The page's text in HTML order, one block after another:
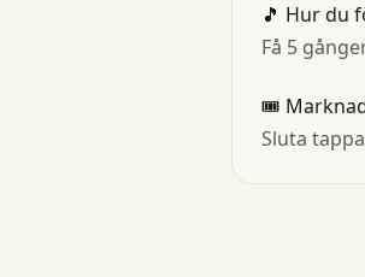
🎵 Hur du
Få 5
🎟
Sluta